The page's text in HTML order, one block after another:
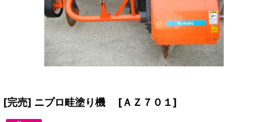
[完売] ニプロ畦塗り機 [ＡＺ７０１]